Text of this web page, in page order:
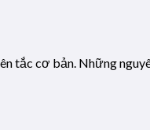
tắc cơ bản. Những